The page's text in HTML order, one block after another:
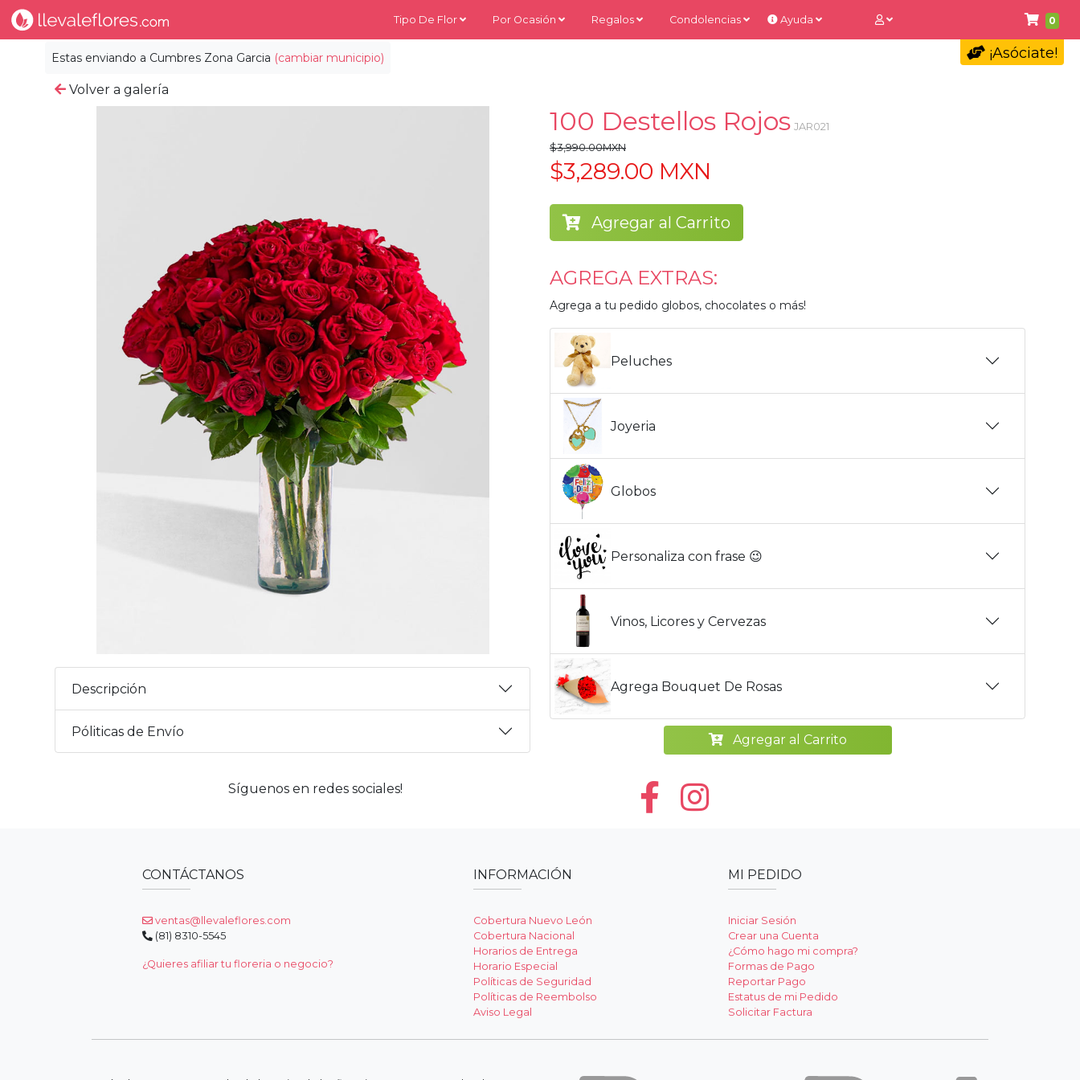
0
Estas enviando a Cumbres Zona Garcia (cambiar municipio)
Tipo De Flor Por Ocasión Regalos Condolencias Ayuda
¡Asóciate!
Volver a galería
Descripción
Póliticas de Envío
100 Destellos Rojos JAR021
$3,990.00MXN
$3,289.00 MXN
Agregar al Carrito
AGREGA EXTRAS:
Agrega a tu pedido globos, chocolates o más!
Peluches
Joyeria
Globos
Personaliza con frase 😉
Vinos, Licores y Cervezas
Agrega Bouquet De Rosas
Agregar al Carrito
Síguenos en redes sociales!
CONTÁCTANOS
ventas@llevaleflores.com
(81) 8310-5545
¿Quieres afiliar tu floreria o negocio?
INFORMACIÓN
Cobertura Nuevo León
Cobertura Nacional
Horarios de Entrega
Horario Especial
Políticas de Seguridad
Políticas de Reembolso
Aviso Legal
MI PEDIDO
Iniciar Sesión
Crear una Cuenta
¿Cómo hago mi compra?
Formas de Pago
Reportar Pago
Estatus de mi Pedido
Solicitar Factura